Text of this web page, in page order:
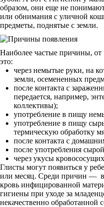
образом, они еще не
или обнимания с уличной
предметы, поднятые с земли.
Наиболее частые причины, от
это:
через немытые руки, на
земли, осемененных
после контакта с
передается, например,
коллективы);
употребление в пищу
употребление в пищу
термическую обработку
после контакта с
после употребления
через укусы
Глисты могут появиться у
или месяц. Среди причин —
кровь инфицированной
гигиены при уходе за
некачественно обработанной